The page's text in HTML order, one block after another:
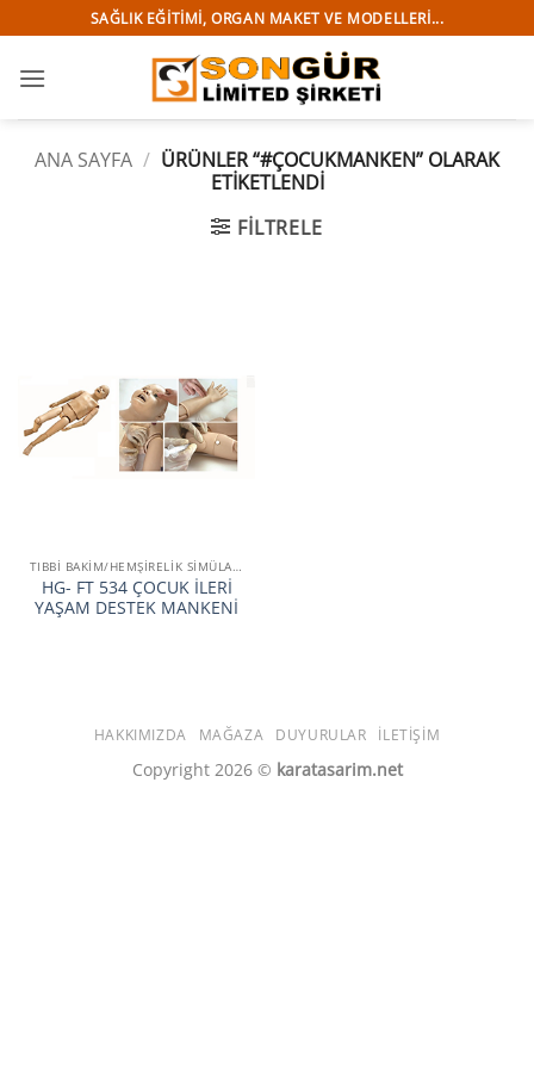
atla
SAĞLIK EĞITIMI, ORGAN MAKET VE MODELLERI...
ANA SAYFA / ÜRÜNLER “#ÇOCUKMANKEN” OLARAK
ETIKETLENDI
FILTRELE
TIBBI BAKIM/HEMŞIRELIK SIMÜLATÖRÜ VE MANKENLERI
HG- FT 534 ÇOCUK İLERİ
YAŞAM DESTEK MANKENİ
HAKKIMIZDA MAĞAZA DUYURULAR İLETIŞIM
Copyright 2026 © karatasarim.net